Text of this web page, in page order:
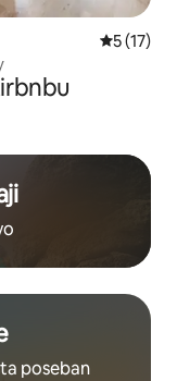
Prosječna
5 (17)
poseban